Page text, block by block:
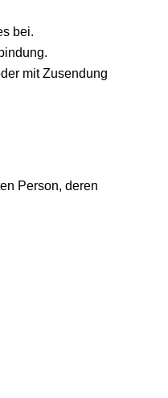
bei.
mit Zusendung
Person, deren